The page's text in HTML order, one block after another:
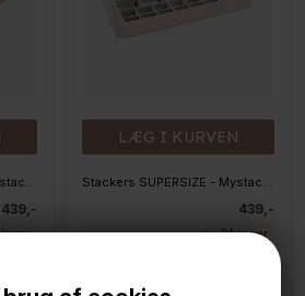
Stackers SUPERSIZE - Mystacker - 16 rum, Taupe
439,-
LÆG I KURVEN
Stackers SUPERSIZE - Mystacker - 41 rum, BLUSH
439,-
På lager